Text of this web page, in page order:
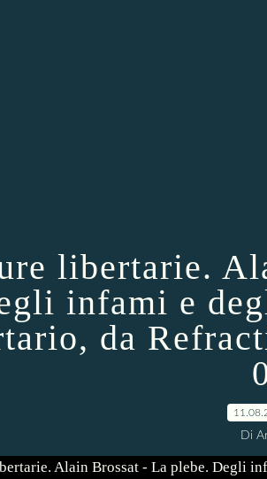
libertarie.
infami e
da
Di